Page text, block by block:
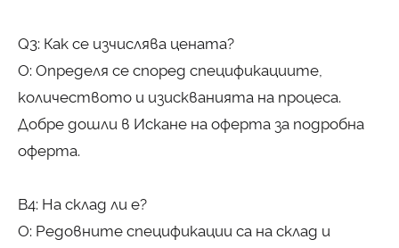
Q3: Как се изчислява цената?
О: Определя се според спецификациите,
количеството и изискванията на процеса.
Добре дошли в Искане на оферта за подробна
оферта.
В4: На склад ли е?
О: Редовните спецификации са на склад и